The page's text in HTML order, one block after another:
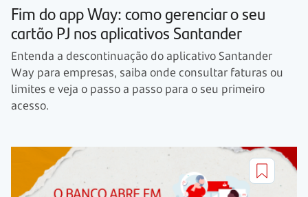
Fim do app Way: como gerenciar o seu
cartão PJ nos aplicativos Santander
Entenda a descontinuação do aplicativo Santander
Way para empresas, saiba onde consultar faturas ou
limites e veja o passo a passo para o seu primeiro
acesso.